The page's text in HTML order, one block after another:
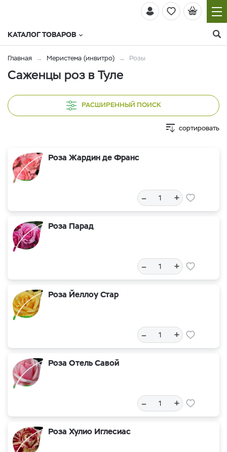
КАТАЛОГ ТОВАРОВ
Главная Меристема (инвитро) Розы
Саженцы роз в Туле
РАСШИРЕННЫЙ ПОИСК
сортировать
Роза Жардин де Франс
– +
Роза Парад
– +
Роза Йеллоу Стар
– +
Роза Отель Савой
– +
Роза Хулио Иглесиас